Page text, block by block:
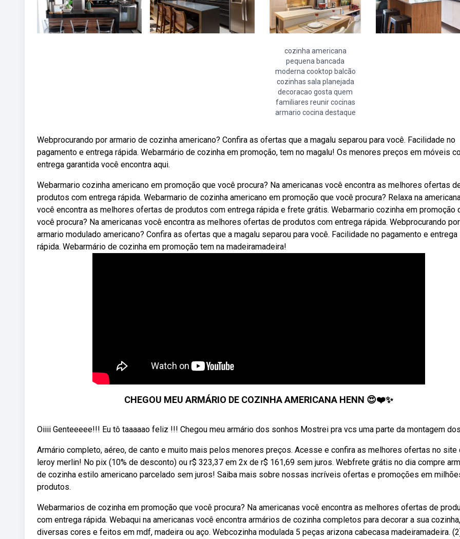
cozinha americana
pequena bancada
moderna cooktop balcão
cozinhas sala planejada
decoracao gosta quem
familiares reunir cocinas
armario cocina destaque
Webprocurando por armario de cozinha americano? Confira as ofertas que a magalu separou para você. Facilidade no
pagamento e entrega rápida. Webarmário de cozinha em promoção, tem no magalu! Os menores preços em móveis
entrega garantida você encontra aqui.
Webarmario cozinha americano em promoção que você procura? Na americanas você encontra as melhores ofertas
produtos com entrega rápida. Webarmario de cozinha americano em promoção que você procura? Relaxa na
você encontra as melhores ofertas de produtos com entrega rápida e frete grátis. Webarmario cozinha em promoção
você procura? Na americanas você encontra as melhores ofertas de produtos com entrega rápida. Webprocurando por
armario modulado americano? Confira as ofertas que a magalu separou para você. Facilidade no pagamento e entrega
rápida. Webarmário de cozinha em promoção tem na madeiramadeira!
CHEGOU MEU ARMÁRIO DE COZINHA AMERICANA HENN 😍❤️✨️
Oiiii Genteeeee!!! Eu tô taaaaao feliz !!! Chegou meu armário dos sonhos Mostrei pra vcs uma parte da montagem dos
Armário completo, aéreo, de canto e muito mais pelos menores preços. Acesse e confira as melhores ofertas no site
leroy merlin! No pix (10% de desconto) ou r$ 323,37 em 2x de r$ 161,69 sem juros. Webfrete grátis no dia compre
de cozinha estilo americano parcelado sem juros! Saiba mais sobre nossas incríveis ofertas e promoções em
produtos.
Webarmarios de cozinha em promoção que você procura? Na americanas você encontra as melhores ofertas de
com entrega rápida. Webaqui na americanas você encontra armários de cozinha completos para decorar a sua
diversas cores e feitos em mdf, madeira ou aço. Webcozinha modulada 5 peças arizona cabecasa madeiramadeira.